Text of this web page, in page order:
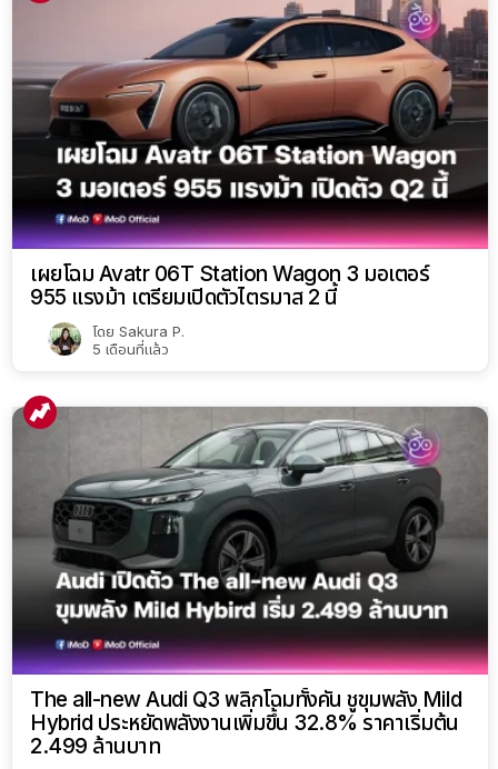
เผยโฉม Avatr 06T Station Wagon 3 มอเตอร์
955 แรงม้า เตรียมเปิดตัวไตรมาส 2 นี้
โดย Sakura P.
5 เดือนที่แล้ว
The all-new Audi Q3 พลิกโฉมทั้งคัน ชูขุมพลัง Mild
Hybrid ประหยัดพลังงานเพิ่มขึ้น 32.8% ราคาเริ่มต้น
2.499 ล้านบาท